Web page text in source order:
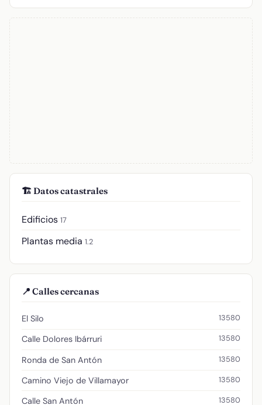
🏗️ Datos catastrales
Edificios 17
Plantas media 1.2
📍 Calles cercanas
El Silo 13580
Calle Dolores Ibárruri 13580
Ronda de San Antón 13580
Camino Viejo de Villamayor 13580
Calle San Antón 13580